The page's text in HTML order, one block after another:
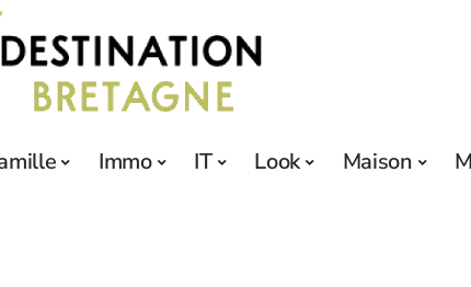
Immo IT Look Maison